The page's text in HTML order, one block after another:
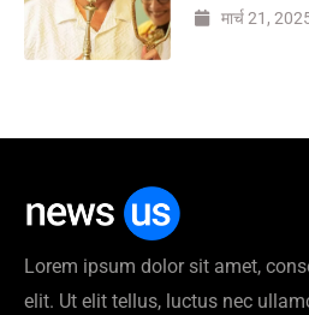
मार्च 21,
Lorem ipsum dolor sit amet,
elit. Ut elit tellus, luctus nec